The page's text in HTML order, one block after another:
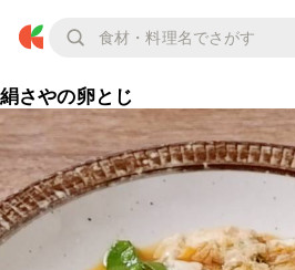
絹さやの卵とじ